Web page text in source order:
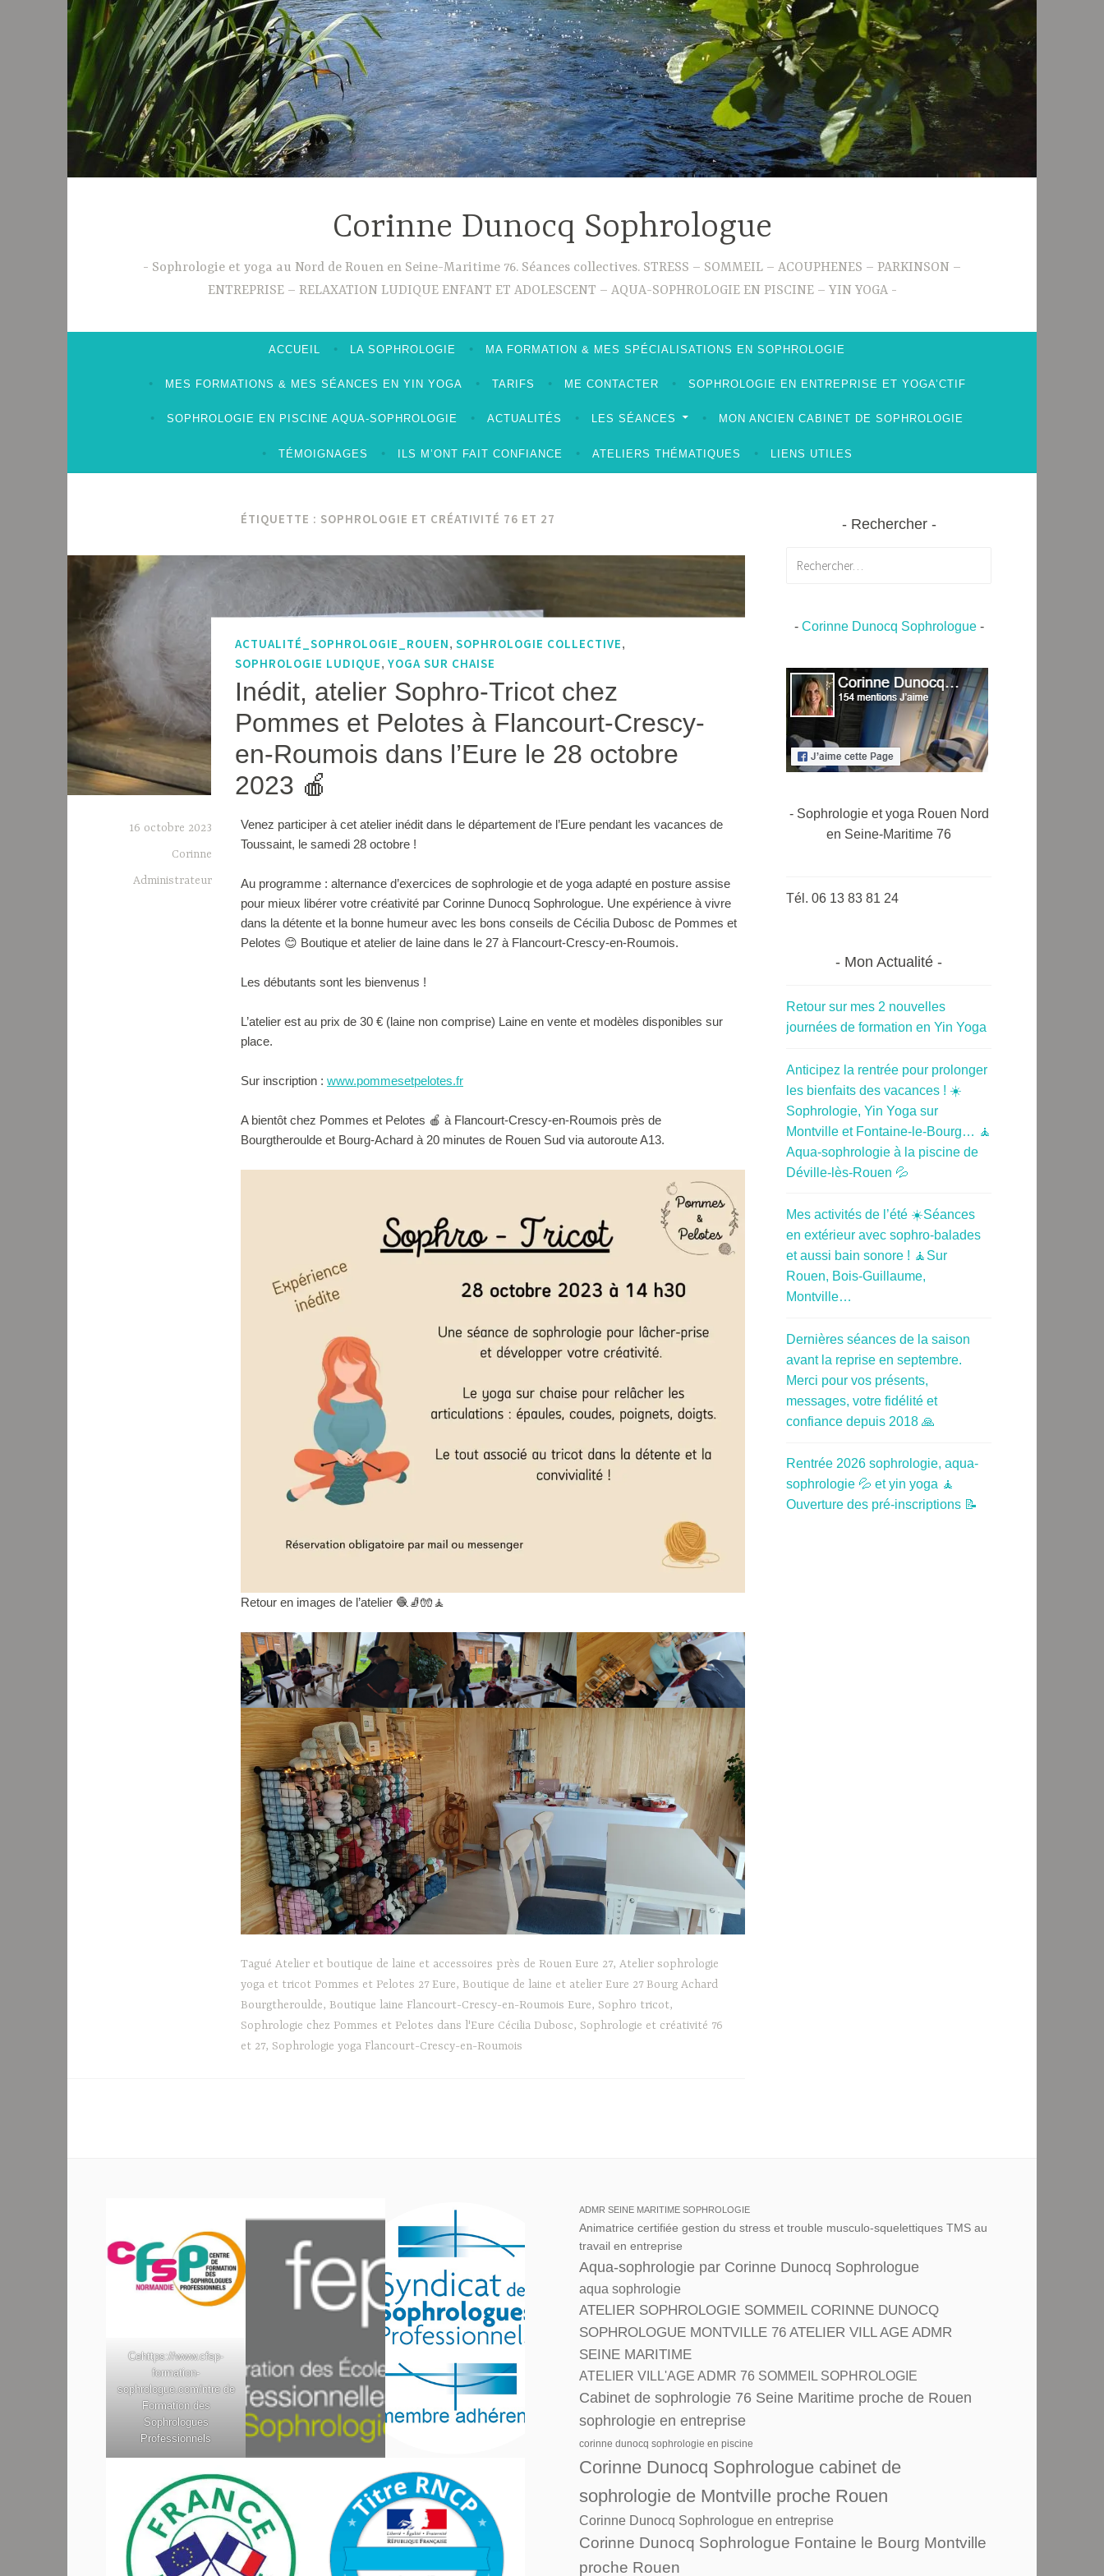
Corinne Dunocq Sophrologue
Sophrologie et yoga au Nord de Rouen en Seine-Maritime 76. Séances collectives. STRESS – SOMMEIL – ACOUPHENES – PARKINSON –
ENTREPRISE – RELAXATION LUDIQUE ENFANT ET ADOLESCENT – AQUA-SOPHROLOGIE EN PISCINE – YIN YOGA
ACCUEIL LA SOPHROLOGIE MA FORMATION & MES SPÉCIALISATIONS EN SOPHROLOGIE
MES FORMATIONS & MES SÉANCES EN YIN YOGA TARIFS ME CONTACTER SOPHROLOGIE EN ENTREPRISE ET YOGA’CTIF
SOPHROLOGIE EN PISCINE AQUA-SOPHROLOGIE ACTUALITÉS LES SÉANCES MON ANCIEN CABINET DE SOPHROLOGIE
TÉMOIGNAGES ILS M’ONT FAIT CONFIANCE ATELIERS THÉMATIQUES LIENS UTILES
ÉTIQUETTE : SOPHROLOGIE ET CRÉATIVITÉ 76 ET 27
ACTUALITÉ_SOPHROLOGIE_ROUEN SOPHROLOGIE COLLECTIVE
SOPHROLOGIE LUDIQUE YOGA SUR CHAISE
Inédit, atelier Sophro-Tricot chez
Pommes et Pelotes à Flancourt-Crescy-
en-Roumois dans l’Eure le 28 octobre
2023 🍎
16 octobre 2023
Corinne
Administrateur
Venez participer à cet atelier inédit dans le département de l’Eure pendant les vacances de
Toussaint, le samedi 28 octobre !
Au programme : alternance d’exercices de sophrologie et de yoga adapté en posture assise
pour mieux libérer votre créativité par Corinne Dunocq Sophrologue. Une expérience à vivre
dans la détente et la bonne humeur avec les bons conseils de Cécilia Dubosc de Pommes et
Pelotes 😊 Boutique et atelier de laine dans le 27 à Flancourt-Crescy-en-Roumois.
Les débutants sont les bienvenus !
L’atelier est au prix de 30 € (laine non comprise) Laine en vente et modèles disponibles sur
place.
Sur inscription : www.pommesetpelotes.fr
A bientôt chez Pommes et Pelotes 🍎 à Flancourt-Crescy-en-Roumois près de
Bourgtheroulde et Bourg-Achard à 20 minutes de Rouen Sud via autoroute A13.
Retour en images de l’atelier 🧶🧦🧤🧘
Tagué Atelier et boutique de laine et accessoires près de Rouen Eure 27, Atelier sophrologie
yoga et tricot Pommes et Pelotes 27 Eure, Boutique de laine et atelier Eure 27 Bourg Achard
Bourgtheroulde, Boutique laine Flancourt-Crescy-en-Roumois Eure, Sophro tricot,
Sophrologie chez Pommes et Pelotes dans l'Eure Cécilia Dubosc, Sophrologie et créativité 76
et 27, Sophrologie yoga Flancourt-Crescy-en-Roumois
Rechercher
- Corinne Dunocq Sophrologue-
- Sophrologie et yoga Rouen Nord
en Seine-Maritime 76
Tél. 06 13 83 81 24
Mon Actualité
Retour sur mes 2 nouvelles
journées de formation en Yin Yoga
Anticipez la rentrée pour prolonger
les bienfaits des vacances ! ☀️
Sophrologie, Yin Yoga sur
Montville et Fontaine-le-Bourg… 🧘
Aqua-sophrologie à la piscine de
Déville-lès-Rouen 💦
Mes activités de l’été ☀️Séances
en extérieur avec sophro-balades
et aussi bain sonore ! 🧘Sur
Rouen, Bois-Guillaume,
Montville…
Dernières séances de la saison
avant la reprise en septembre.
Merci pour vos présents,
messages, votre fidélité et
confiance depuis 2018 🙏
Rentrée 2026 sophrologie, aqua-
sophrologie 💦 et yin yoga 🧘
Ouverture des pré-inscriptions 📝
Cehttps://www.cfsp-
formation-
sophrologue.com/ntre de
Formation des
Sophrologues
Professionnels
ADMR SEINE MARITIME SOPHROLOGIE
Animatrice certifiée gestion du stress et trouble musculo-squelettiques TMS au
travail en entreprise
Aqua-sophrologie par Corinne Dunocq Sophrologue
aqua sophrologie
ATELIER SOPHROLOGIE SOMMEIL CORINNE DUNOCQ
SOPHROLOGUE MONTVILLE 76 ATELIER VILL AGE ADMR
SEINE MARITIME
ATELIER VILL'AGE ADMR 76 SOMMEIL SOPHROLOGIE
Cabinet de sophrologie 76 Seine Maritime proche de Rouen
sophrologie en entreprise
corinne dunocq sophrologie en piscine
Corinne Dunocq Sophrologue cabinet de
sophrologie de Montville proche Rouen
Corinne Dunocq Sophrologue en entreprise
Corinne Dunocq Sophrologue Fontaine le Bourg Montville
proche Rouen